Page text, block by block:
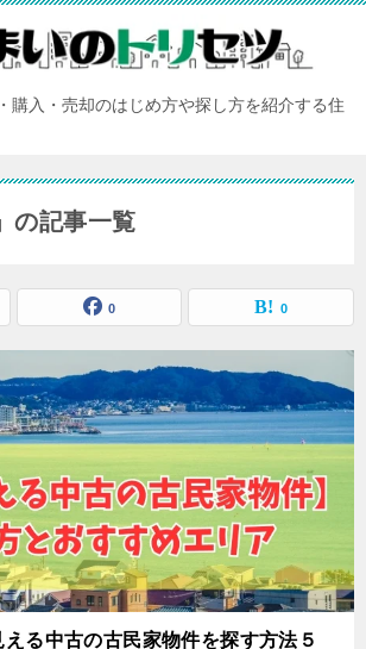
購入・売却のはじめ方や探し方を紹介する住
の記事一覧
0 0
る中古の古民家物件を探す方法５